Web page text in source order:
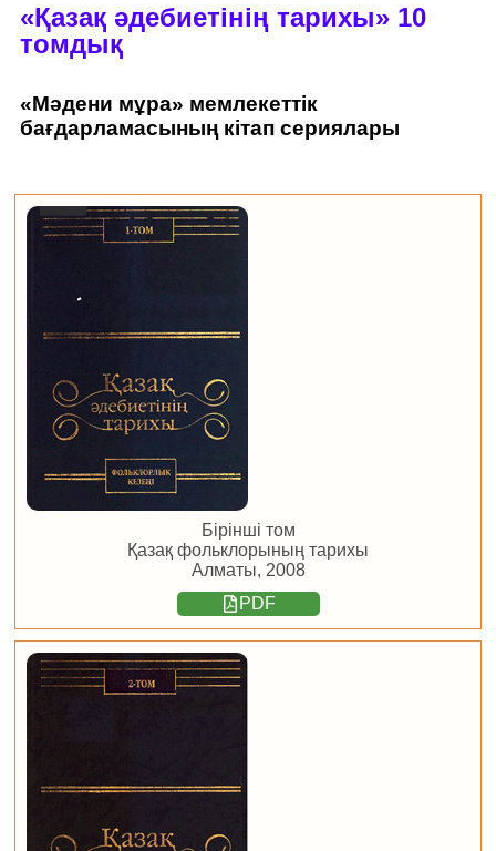
«Қазақ әдебиетінің тарихы» 10
томдық
«Мәдени мұра» мемлекеттік
бағдарламасының кітап сериялары
Бірінші том
Қазақ фольклорының тарихы
Алматы, 2008
PDF